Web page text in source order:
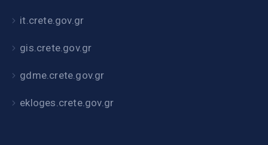
it.crete.gov.gr
gis.crete.gov.gr
gdme.crete.gov.gr
ekloges.crete.gov.gr